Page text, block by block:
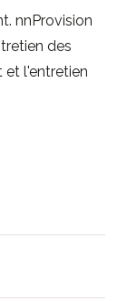
nnProvision
des
et l'entretien
WhatsApp
Facebook
sur LinkedIn